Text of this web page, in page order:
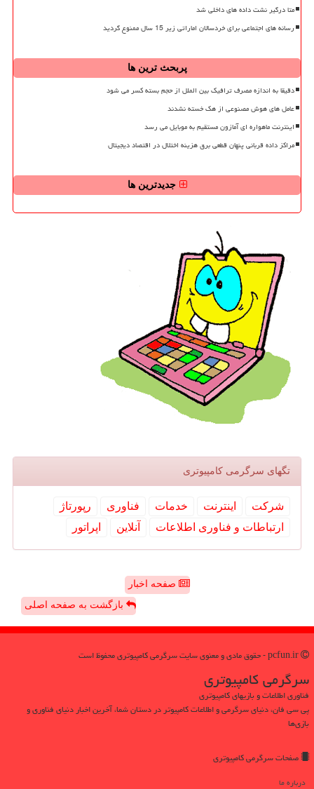
متا درگیر نشت داده های داخلی شد
رسانه های اجتماعی برای خردسالان اماراتی زیر 15 سال ممنوع گردید
پربحث ترین ها
دقیقا به اندازه مصرف ترافیک بین الملل از حجم بسته کسر می شود
عامل های هوش مصنوعی از هک خسته نشدند
اینترنت ماهواره ای آمازون مستقیم به موبایل می رسد
مراکز داده قربانی پنهان قطعی برق هزینه اختلال در اقتصاد دیجیتال
جدیدترین ها
تگهای سرگرمی كامپیوتری
شركت اینترنت خدمات فناوری
رپورتاژ
ارتباطات و فناوری اطلاعات
آنلاین اپراتور
صفحه اخبار
بازگشت به صفحه اصلی
سرگرمی كامپیوتری
فناوری اطلاعات و بازیهای کامپیوتری
پی سی فان، دنیای سرگرمی و اطلاعات کامپیوتر در دستان شما، آخرین اخبار دنیای فناوری و
بازی‌ها
صفحات سرگرمی كامپیوتری
درباره ما